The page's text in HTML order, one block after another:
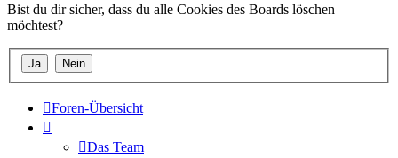
Bist du dir sicher, dass du alle Cookies des Boards löschen
möchtest?
Foren-Übersicht
Das Team